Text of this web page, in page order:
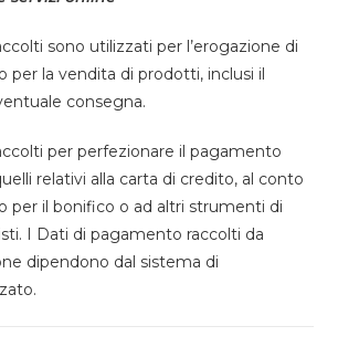
sono utilizzati per l’erogazione di
per la vendita di prodotti, inclusi il
consegna.
per perfezionare il pagamento
relativi alla carta di credito, al conto
per il bonifico o ad altri strumenti di
I Dati di pagamento raccolti da
dipendono dal sistema di